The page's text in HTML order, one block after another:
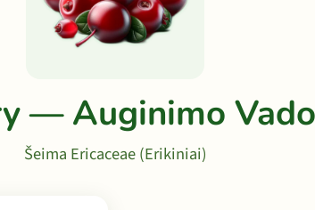
— Auginimo
Šeima Ericaceae (Erikiniai)